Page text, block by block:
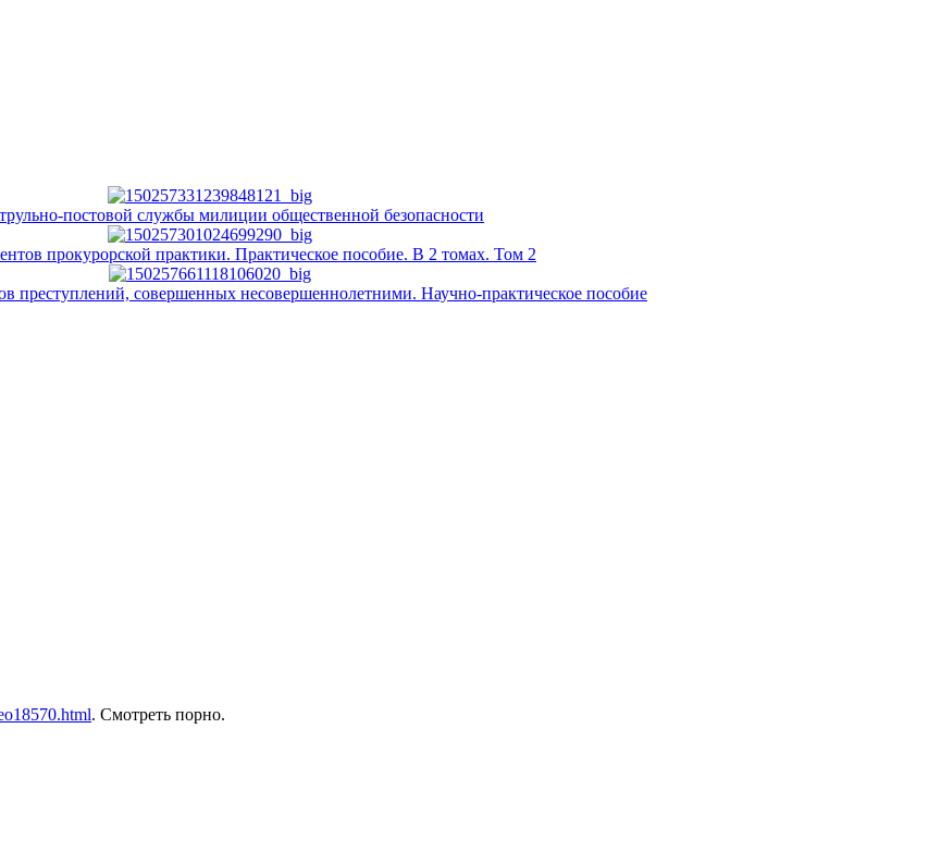
постовой службы милиции общественной безопасности
прокурорской практики. Практическое пособие. В 2 томах. Том 2
преступлений, совершенных несовершеннолетними. Научно-практическое пособие
. Смотреть порно.